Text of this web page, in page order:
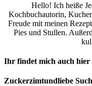
Hello! Ich heiße
Kochbuchautorin,
Freude mit meinen
Pies und Stullen.
Ihr findet mich auch hier
Zuckerzimtundliebe